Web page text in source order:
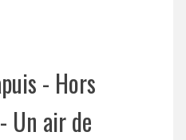
- Hors
Un air de